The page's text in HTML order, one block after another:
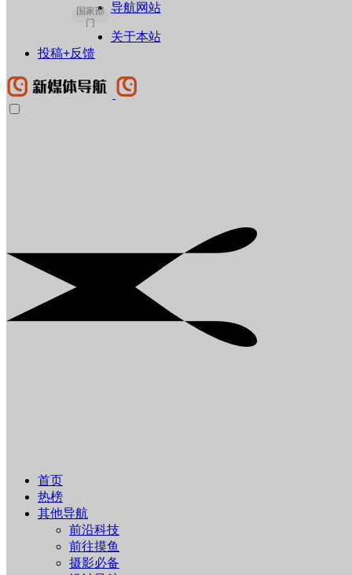
国家部
门
导航网站
关于本站
投稿+反馈
首页
热榜
其他导航
前沿科技
前往摸鱼
摄影必备